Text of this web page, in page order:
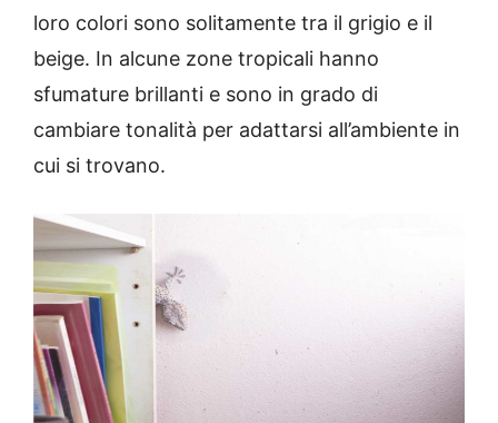
loro colori sono solitamente tra il grigio e il
beige. In alcune zone tropicali hanno
sfumature brillanti e sono in grado di
cambiare tonalità per adattarsi all’ambiente in
cui si trovano.